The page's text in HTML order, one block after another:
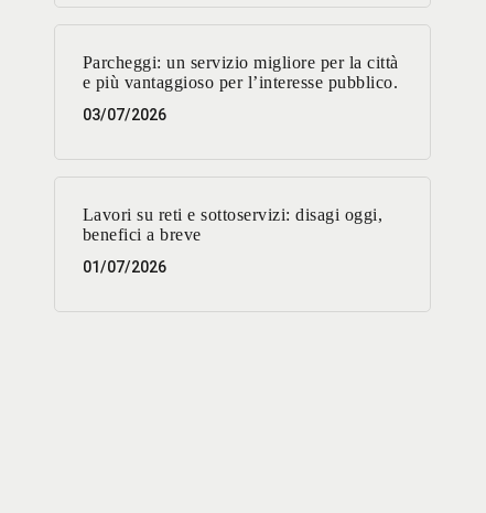
Parcheggi: un servizio migliore per la città
e più vantaggioso per l’interesse pubblico.
03/07/2026
Lavori su reti e sottoservizi: disagi oggi,
benefici a breve
01/07/2026